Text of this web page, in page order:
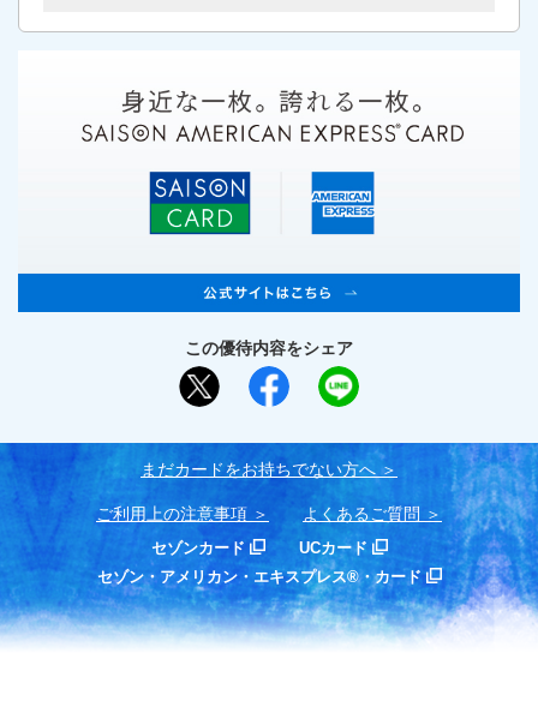
この優待内容をシェア
まだカードをお持ちでない⽅へ
ご利用上の注意事項 よくあるご質問
セゾンカード
UCカード
セゾン・アメリカン・エキスプレス®・カード